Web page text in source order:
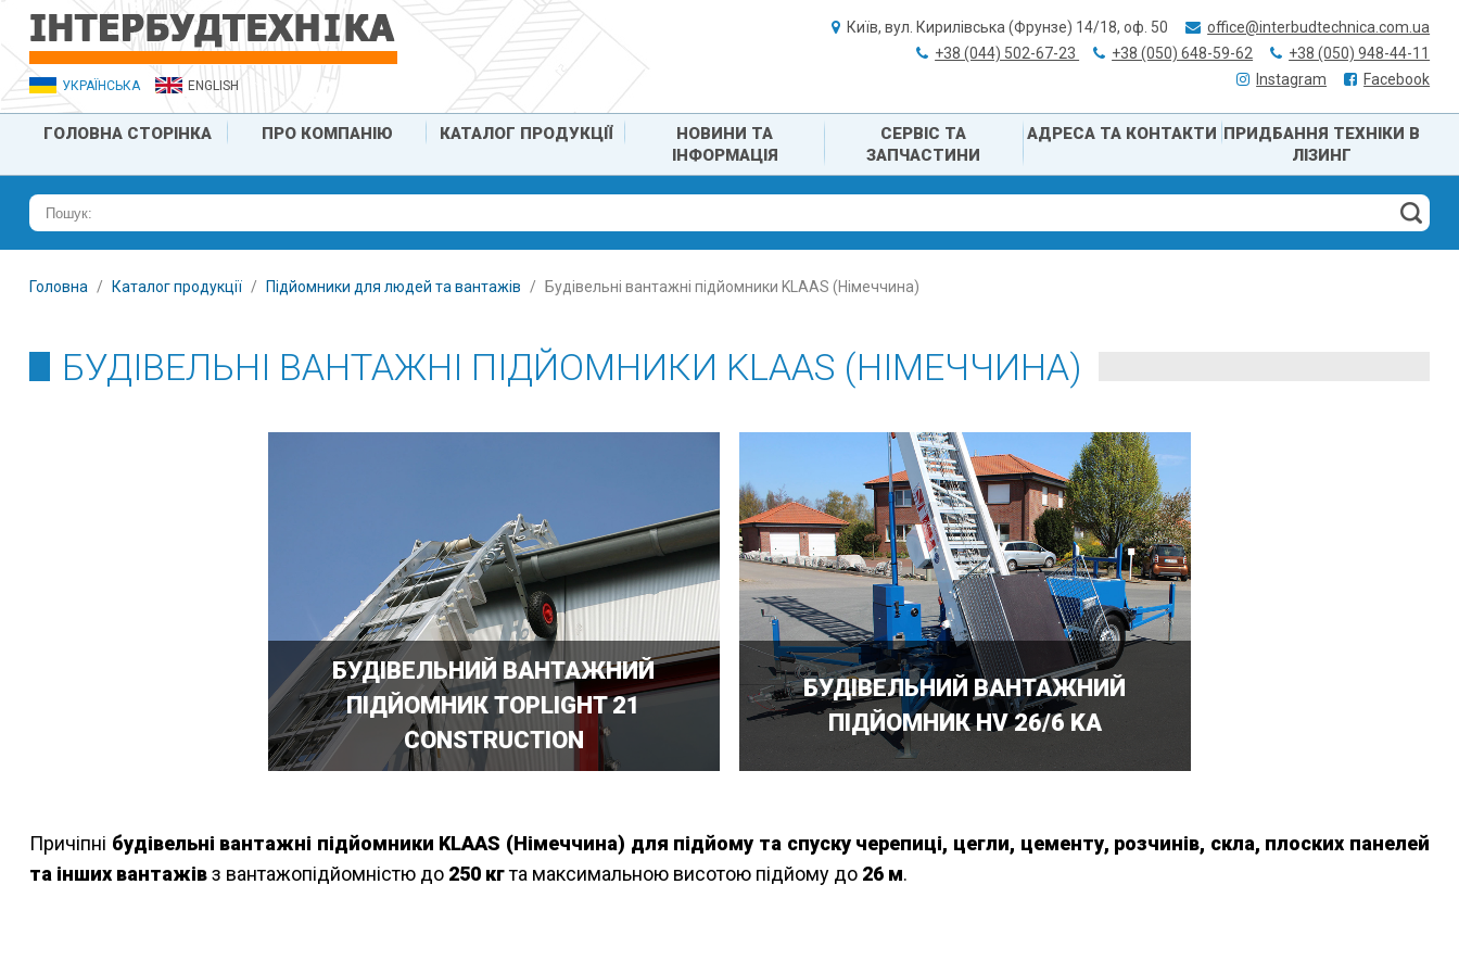
УКРАЇНСЬКА ENGLISH
Київ, вул. Кирилівська (Фрунзе) 14/18, оф. 50
office@interbudtechnica.com.ua
+38 (044) 502-67-23
+38 (050) 648-59-62
+38 (050) 948-44-11
Instagram
Facebook
ГОЛОВНА СТОРІНКА ПРО КОМПАНІЮ КАТАЛОГ ПРОДУКЦІЇ
НОВИНИ ТА
ІНФОРМАЦІЯ
СЕРВІС ТА
ЗАПЧАСТИНИ
АДРЕСА ТА КОНТАКТИ ПРИДБАННЯ ТЕХНІКИ В
ЛІЗИНГ
Головна Каталог продукції Підйомники для людей та вантажів Будівельні вантажні підйомники KLAAS (Німеччина)
БУДІВЕЛЬНІ ВАНТАЖНІ ПІДЙОМНИКИ KLAAS (НІМЕЧЧИНА)
БУДІВЕЛЬНИЙ ВАНТАЖНИЙ
ПІДЙОМНИК TOPLIGHT 21
CONSTRUCTION
БУДІВЕЛЬНИЙ ВАНТАЖНИЙ
ПІДЙОМНИК HV 26/6 KA
Причіпні будівельні вантажні підйомники KLAAS (Німеччина) для підйому та спуску черепиці, цегли, цементу, розчинів, скла, плоских панелей
та інших вантажівз вантажопідйомністю до 250 кгта максимальною висотою підйому до 26 м.